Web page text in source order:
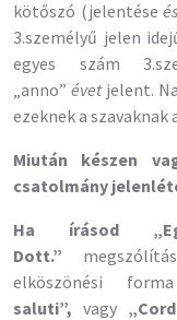
kötőszó (jelentése és
3.személyű jelen
egyes szám
„anno” évet jelent.
ezeknek a szavaknak
Miután készen
csatolmány
Ha írásod
Dott.”
elköszönési
saluti”, vagy